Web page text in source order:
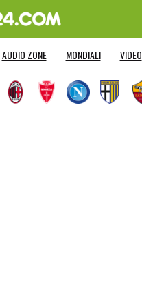
AUDIO ZONE MONDIALI VIDEO